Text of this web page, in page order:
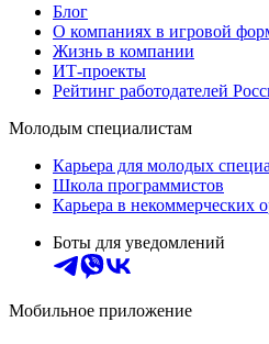
Блог
О компаниях в игровой
Жизнь в компании
ИТ-проекты
Рейтинг работодателей
Молодым специалистам
Карьера для молодых
Школа программистов
Карьера в некоммерческих
Боты для уведомлений
Мобильное приложение